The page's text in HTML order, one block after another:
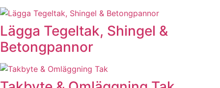
Lägga Tegeltak, Shingel &
Betongpannor